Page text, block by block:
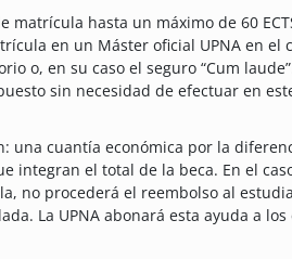
hasta un máximo de 60
en un Máster oficial UPNA en el
o, en su caso el seguro “Cum
sin necesidad de efectuar en
una cuantía económica por la
integran el total de la beca. En el
no procederá el reembolso al
La UPNA abonará esta ayuda a